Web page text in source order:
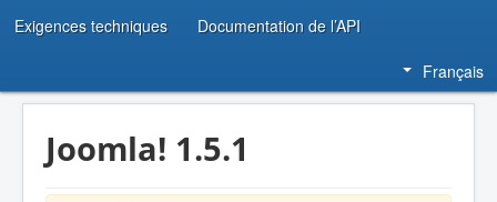
Exigences techniques Documentation de l’API
Français
Joomla! 1.5.1